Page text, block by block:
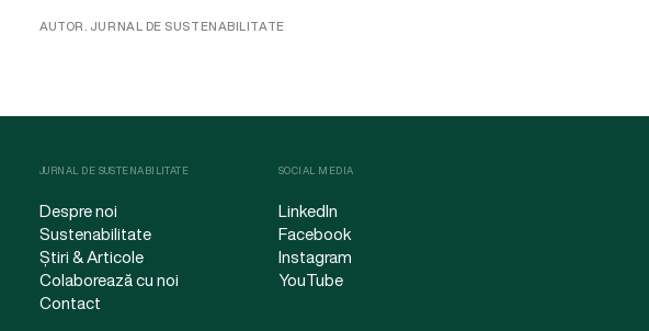
AUTOR. JURNAL DE SUSTENABILITATE
JURNAL DE SUSTENABILITATE
Despre noi
Sustenabilitate
Știri & Articole
Colaborează cu noi
Contact
SOCIAL MEDIA
LinkedIn
Facebook
Instagram
YouTube